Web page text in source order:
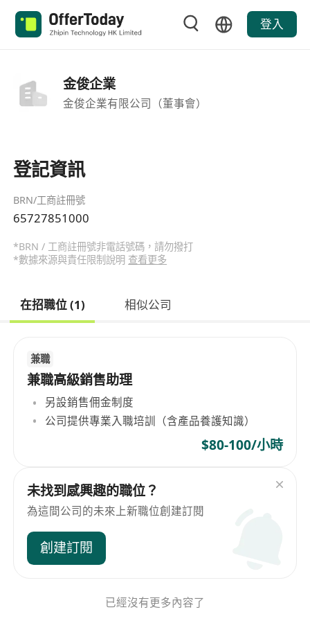
登入
金俊企業
金俊企業有限公司（董事會）
登記資訊
BRN/工商註冊號
65727851000
*BRN / 工商註冊號非電話號碼，請勿撥打
*數據來源與責任限制說明 查看更多
在招職位 (1) 相似公司
兼職
兼職高級銷售助理
另設銷售佣金制度
公司提供專業入職培訓（含產品養護知識）
$80-100/小時
未找到感興趣的職位？
為這間公司的未來上新職位創建訂閱
創建訂閱
已經沒有更多內容了